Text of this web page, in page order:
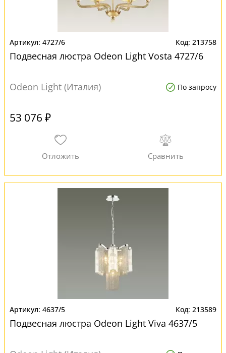
4727/6 213758
Подвесная люстра Odeon Light Vosta 4727/6
Odeon Light (Италия) По запросу
53 076 ₽
4637/5 213589
Подвесная люстра Odeon Light Viva 4637/5